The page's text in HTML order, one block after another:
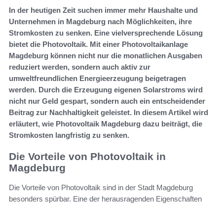
In der heutigen Zeit suchen immer mehr Haushalte und
Unternehmen in Magdeburg nach Möglichkeiten, ihre
Stromkosten zu senken. Eine vielversprechende Lösung
bietet die Photovoltaik. Mit einer Photovoltaikanlage
Magdeburg können nicht nur die monatlichen Ausgaben
reduziert werden, sondern auch aktiv zur
umweltfreundlichen Energieerzeugung beigetragen
werden. Durch die Erzeugung eigenen Solarstroms wird
nicht nur Geld gespart, sondern auch ein entscheidender
Beitrag zur Nachhaltigkeit geleistet. In diesem Artikel wird
erläutert, wie Photovoltaik Magdeburg dazu beiträgt, die
Stromkosten langfristig zu senken.
Die Vorteile von Photovoltaik in
Magdeburg
Die Vorteile von Photovoltaik sind in der Stadt Magdeburg
besonders spürbar. Eine der herausragenden Eigenschaften